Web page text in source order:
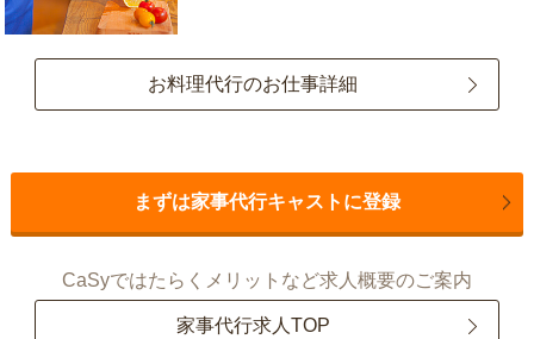
お料理代行のお仕事詳細
まずは家事代行キャストに登録
CaSyではたらくメリットなど求人概要のご案内
家事代行求人TOP